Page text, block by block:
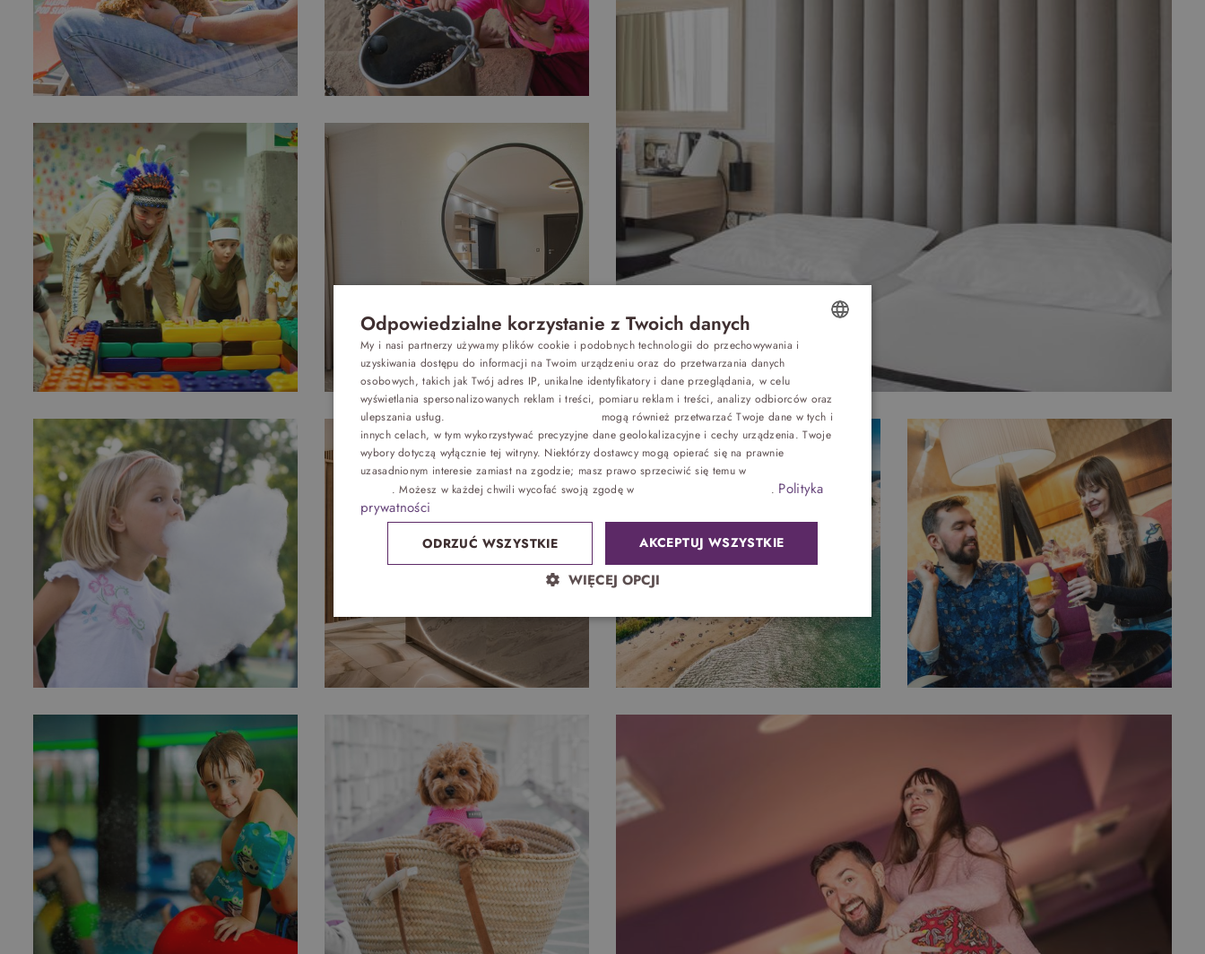
Oferty
Pokoje
Gastronomia
Atrakcje
Galeria
Kontakt
Z dziećmi
Biznes
Odchudzanie
Zdrowie
Sand SPA
atrakcje bez noclegu, przyjęcia
Top 5 bestsellers
WAKACJE nad morzem - Wyspa Skarbów -
Pełne atrakcji Lato 2026
Program odchudzający Start
Program odchudzający SPA Deluxe
Sylwester w klimacie Moulin Rouge - pobyt z
balem - FIRST MINUTE
SPA dla przyjaciółek
PIESKI MILE WIDZIANE
PET FRIENDLY
GERMAN
Odpowiedzialne korzystanie z Twoich danych
My i nasi partnerzy używamy plików cookie i podobnych technologii do przechowywania i
uzyskiwania dostępu do informacji na Twoim urządzeniu oraz do przetwarzania danych
osobowych, takich jak Twój adres IP, unikalne identyfikatory i dane przeglądania, w celu
wyświetlania spersonalizowanych reklam i treści, pomiaru reklam i treści, analizy odbiorców oraz
ulepszania usług.
mogą również przetwarzać Twoje dane w tych i
innych celach, w tym wykorzystywać precyzyjne dane geolokalizacyjne i cechy urządzenia. Twoje
wybory dotyczą wyłącznie tej witryny. Niektórzy dostawcy mogą opierać się na prawnie
uzasadnionym interesie zamiast na zgodzie; masz prawo sprzeciwić się temu w
. Możesz w każdej chwili wycofać swoją zgodę w . Polityka
prywatności
AKCEPTUJ WSZYSTKIE
ODRZUĆ WSZYSTKIE
WIĘCEJ OPCJI